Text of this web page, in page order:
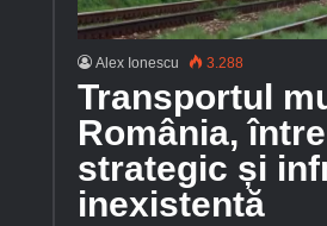
Alex Ionescu 3.288
Transportul
România,
strategic și
inexistentă